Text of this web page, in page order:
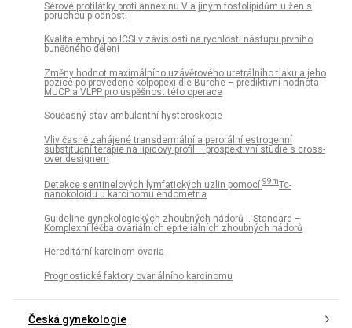
Sérové protilátky proti annexinu V a jiným fosfolipidům u žen s
poruchou plodnosti
Kvalita embryí po ICSI v závislosti na rychlosti nástupu prvního
buněčného dělení
Změny hodnot maximálního uzávěrového uretrálního tlaku a jeho
pozice po provedené kolpopexi dle Burche – prediktivní hodnota
MUCP a VLPP pro úspěšnost této operace
Současný stav ambulantní hysteroskopie
Vliv časně zahájené transdermální a perorální estrogenní
substituční terapie na lipidový profil – prospektivní studie s cross-
over designem
Detekce sentinelových lymfatických uzlin pomocí 99mTc-
nanokoloidu u karcinomu endometria
Guideline gynekologických zhoubných nádorů I. Standard –
Komplexní léčba ovariálních epiteliálních zhoubných nádorů
Hereditární karcinom ovaria
Prognostické faktory ovariálního karcinomu
Česká gynekologie